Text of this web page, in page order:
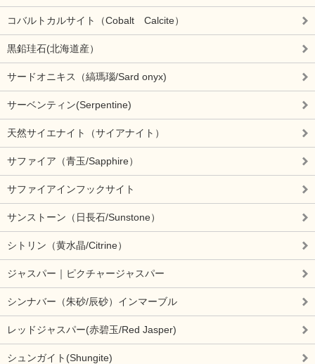
コバルトカルサイト（Cobalt Calcite）
黒鉛珪石(北海道産）
サードオニキス（縞瑪瑙/Sard onyx)
サーベンティン(Serpentine)
天然サイエナイト（サイアナイト）
サファイア（青玉/Sapphire）
サファイアインフックサイト
サンストーン（日長石/Sunstone）
シトリン（黄水晶/Citrine）
ジャスパー｜ピクチャージャスパー
シンナバー（朱砂/辰砂）インマーブル
レッドジャスパー(赤碧玉/Red Jasper)
シュンガイト(Shungite)